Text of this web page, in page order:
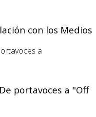
con los Medios
portavoces a "Off